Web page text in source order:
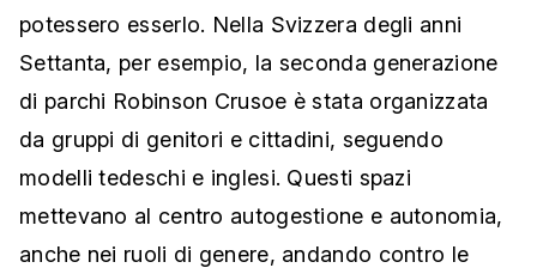
potessero esserlo. Nella Svizzera degli anni
Settanta, per esempio, la seconda generazione
di parchi Robinson Crusoe è stata organizzata
da gruppi di genitori e cittadini, seguendo
modelli tedeschi e inglesi. Questi spazi
mettevano al centro autogestione e autonomia,
anche nei ruoli di genere, andando contro le